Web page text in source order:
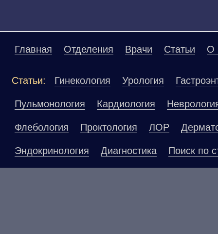
Главная Отделения Врачи Статьи О
Статьи: Гинекология Урология
Пульмонология Кардиология
Флебология Проктология ЛОР
Эндокринология Диагностика Поиск по